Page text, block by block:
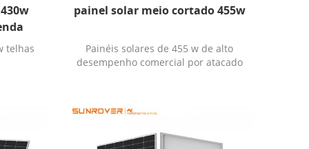
telhas
painel solar meio cortado 455w
Painéis solares de 455 w de alto
desempenho comercial por atacado